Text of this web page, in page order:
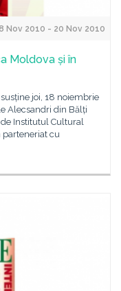
Nov 2010 - 20 Nov 2010
Moldova și în
joi, 18 noiembrie
Alecsandri din Bălți
Institutul Cultural
parteneriat cu